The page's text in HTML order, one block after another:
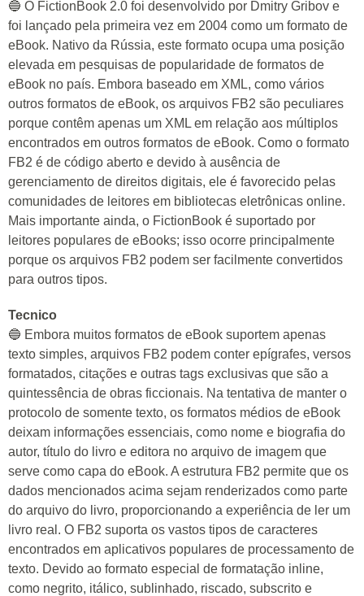
🔵 O FictionBook 2.0 foi desenvolvido por Dmitry Gribov e
foi lançado pela primeira vez em 2004 como um formato de
eBook. Nativo da Rússia, este formato ocupa uma posição
elevada em pesquisas de popularidade de formatos de
eBook no país. Embora baseado em XML, como vários
outros formatos de eBook, os arquivos FB2 são peculiares
porque contêm apenas um XML em relação aos múltiplos
encontrados em outros formatos de eBook. Como o formato
FB2 é de código aberto e devido à ausência de
gerenciamento de direitos digitais, ele é favorecido pelas
comunidades de leitores em bibliotecas eletrônicas online.
Mais importante ainda, o FictionBook é suportado por
leitores populares de eBooks; isso ocorre principalmente
porque os arquivos FB2 podem ser facilmente convertidos
para outros tipos.
Tecnico
🔵 Embora muitos formatos de eBook suportem apenas
texto simples, arquivos FB2 podem conter epígrafes, versos
formatados, citações e outras tags exclusivas que são a
quintessência de obras ficcionais. Na tentativa de manter o
protocolo de somente texto, os formatos médios de eBook
deixam informações essenciais, como nome e biografia do
autor, título do livro e editora no arquivo de imagem que
serve como capa do eBook. A estrutura FB2 permite que os
dados mencionados acima sejam renderizados como parte
do arquivo do livro, proporcionando a experiência de ler um
livro real. O FB2 suporta os vastos tipos de caracteres
encontrados em aplicativos populares de processamento de
texto. Devido ao formato especial de formatação inline,
como negrito, itálico, sublinhado, riscado, subscrito e